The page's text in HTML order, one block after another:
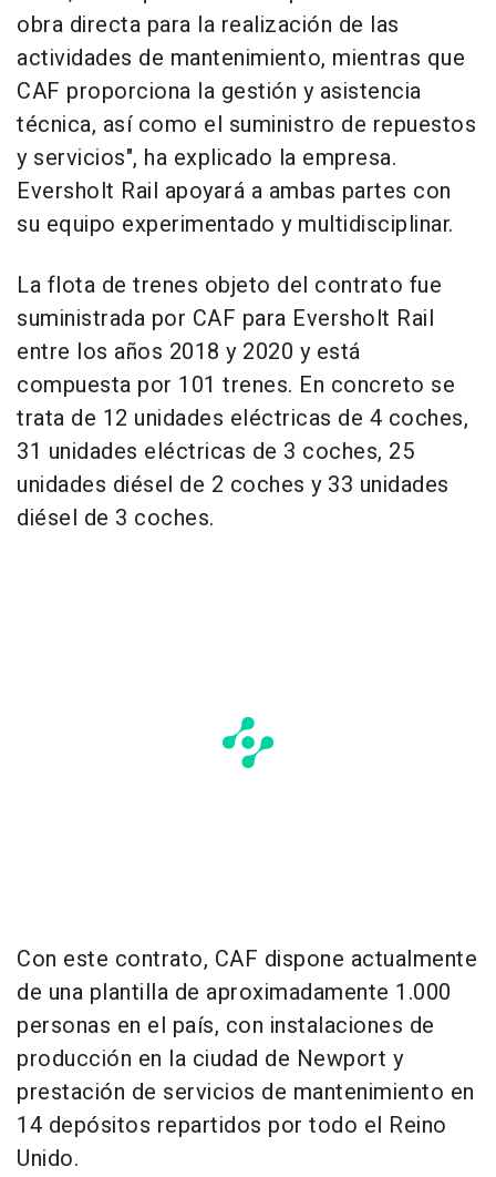
obra directa para la realización de las
actividades de mantenimiento, mientras que
CAF proporciona la gestión y asistencia
técnica, así como el suministro de repuestos
y servicios", ha explicado la empresa.
Eversholt Rail apoyará a ambas partes con
su equipo experimentado y multidisciplinar.
La flota de trenes objeto del contrato fue
suministrada por CAF para Eversholt Rail
entre los años 2018 y 2020 y está
compuesta por 101 trenes. En concreto se
trata de 12 unidades eléctricas de 4 coches,
31 unidades eléctricas de 3 coches, 25
unidades diésel de 2 coches y 33 unidades
diésel de 3 coches.
Con este contrato, CAF dispone actualmente
de una plantilla de aproximadamente 1.000
personas en el país, con instalaciones de
producción en la ciudad de Newport y
prestación de servicios de mantenimiento en
14 depósitos repartidos por todo el Reino
Unido.